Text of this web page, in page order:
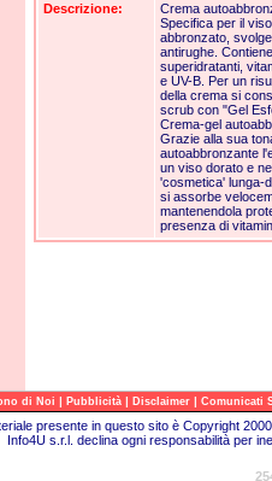
Descrizione:
Crema
Specifica per il
abbronzato,
antirughe.
superidratanti,
e UV-B. Per un
della crema si
scrub con "Gel
Crema-gel
Grazie alla sua
autoabbronzante
un viso dorato e
'cosmetica' lunga-
si assorbe
mantenendola
presenza di
di Noi | Pubblicità | Disclaimer | Comunicati
presente in questo sito è Copyright
Info4U s.r.l. declina ogni responsabilità per